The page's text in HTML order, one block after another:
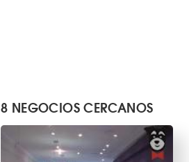
8 NEGOCIOS CERCANOS